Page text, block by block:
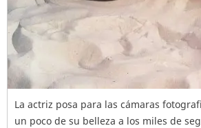
La actriz posa para las cámaras
un poco de su belleza a los miles de